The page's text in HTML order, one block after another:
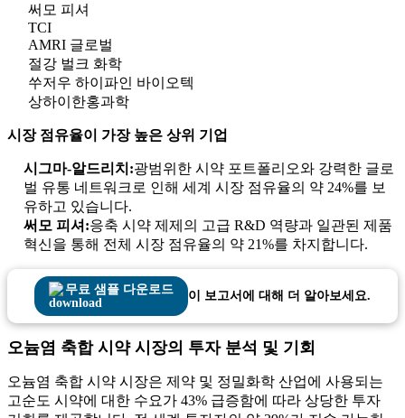
써모 피셔
TCI
AMRI 글로벌
절강 벌크 화학
쑤저우 하이파인 바이오텍
상하이한홍과학
시장 점유율이 가장 높은 상위 기업
시그마-알드리치:광범위한 시약 포트폴리오와 강력한 글로
벌 유통 네트워크로 인해 세계 시장 점유율의 약 24%를 보
유하고 있습니다.
써모 피셔:응축 시약 제제의 고급 R&D 역량과 일관된 제품
혁신을 통해 전체 시장 점유율의 약 21%를 차지합니다.
무료 샘플 다운로드 이 보고서에 대해 더 알아보세요.
오늄염 축합 시약 시장의 투자 분석 및 기회
오늄염 축합 시약 시장은 제약 및 정밀화학 산업에 사용되는
고순도 시약에 대한 수요가 43% 급증함에 따라 상당한 투자